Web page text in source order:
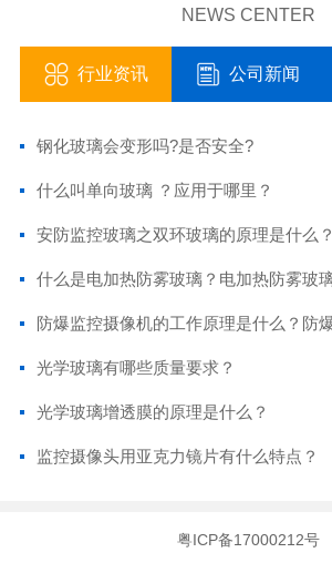
NEWS CENTER
行业资讯 公司新闻
钢化玻璃会变形吗?是否安全?
什么叫单向玻璃 ？应用于哪里？
安防监控玻璃之双环玻璃的原理是什么？
光学玻璃有哪些质量要求？
光学玻璃增透膜的原理是什么？
监控摄像头用亚克力镜片有什么特点？
粤ICP备17000212号